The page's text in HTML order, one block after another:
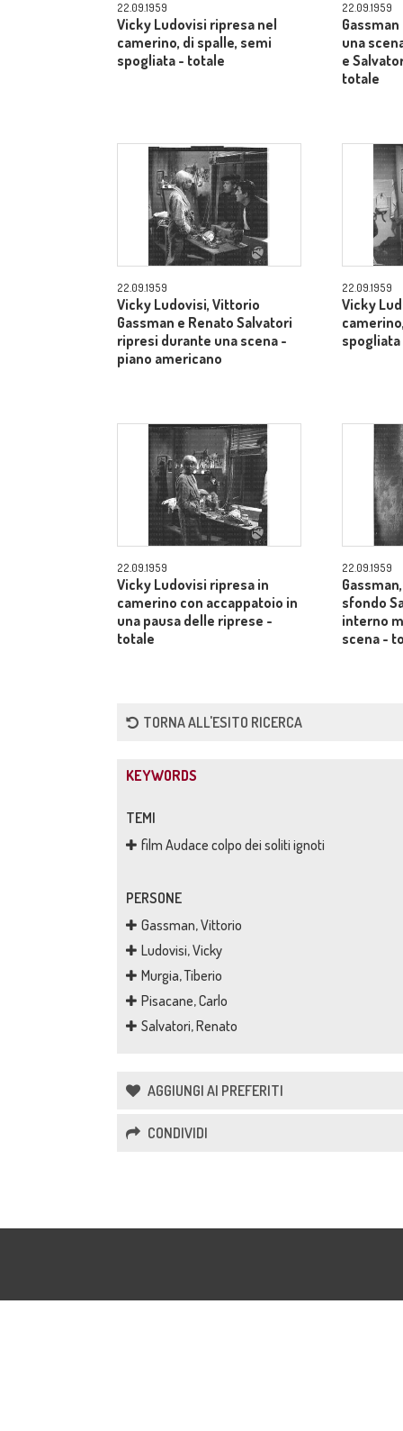
22.09.1959
Vicky Ludovisi ripresa nel
camerino, di spalle, semi
spogliata - totale
22.09.1959
una
e
totale
22.09.1959
Vicky Ludovisi, Vittorio
Gassman e Renato Salvatori
ripresi durante una scena -
piano americano
22.09.1959
Vicky
22.09.1959
Vicky Ludovisi ripresa in
camerino con accappatoio in
una pausa delle riprese -
totale
22.09.1959
sfondo
interno
scena -
TORNA ALL'ESITO RICERCA
KEYWORDS
TEMI
film Audace colpo dei soliti ignoti
PERSONE
Gassman, Vittorio
Ludovisi, Vicky
Murgia, Tiberio
Pisacane, Carlo
Salvatori, Renato
AGGIUNGI AI PREFERITI
CONDIVIDI